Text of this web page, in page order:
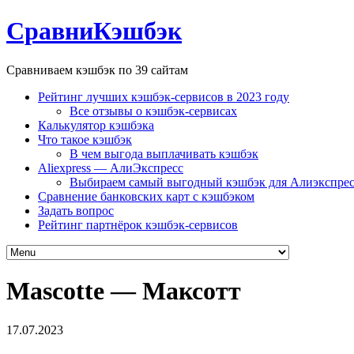
СравниКэшбэк
Сравниваем кэшбэк по 39 сайтам
Рейтинг лучших кэшбэк-сервисов в 2023 году
Все отзывы о кэшбэк-сервисах
Калькулятор кэшбэка
Что такое кэшбэк
В чем выгода выплачивать кэшбэк
Aliexpress — АлиЭкспресс
Выбираем самый выгодный кэшбэк для
Сравнение банковских карт с кэшбэком
Задать вопрос
Рейтинг партнёрок кэшбэк-сервисов
Mascotte — Максотт
17.07.2023